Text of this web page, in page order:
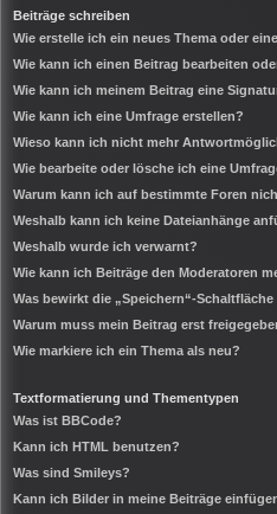
Beiträge schreiben
Wie erstelle ich ein neues Thema oder
Wie kann ich einen Beitrag bearbeiten
Wie kann ich meinem Beitrag eine
Wie kann ich eine Umfrage erstellen?
Wieso kann ich nicht mehr
Wie bearbeite oder lösche ich eine
Warum kann ich auf bestimmte Foren
Weshalb kann ich keine Dateianhänge
Weshalb wurde ich verwarnt?
Wie kann ich Beiträge den Moderatoren
Was bewirkt die „Speichern“-
Warum muss mein Beitrag erst
Wie markiere ich ein Thema als neu?
Textformatierung und Thementypen
Was ist BBCode?
Kann ich HTML benutzen?
Was sind Smileys?
Kann ich Bilder in meine Beiträge